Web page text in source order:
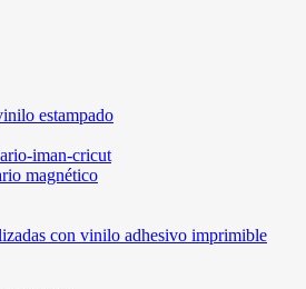
estampado
magnético
con vinilo adhesivo imprimible